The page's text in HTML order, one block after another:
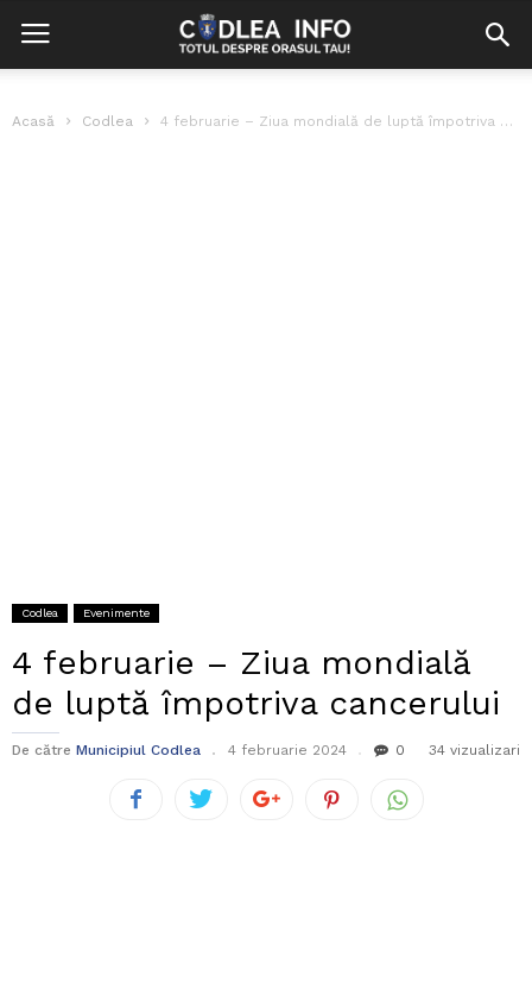
Acasă Codlea 4 februarie – Ziua mondială de luptă împotriva cancerului
Codlea Evenimente
4 februarie – Ziua mondială
de luptă împotriva cancerului
De către Municipiul Codlea 4 februarie 2024 0 34 vizualizari